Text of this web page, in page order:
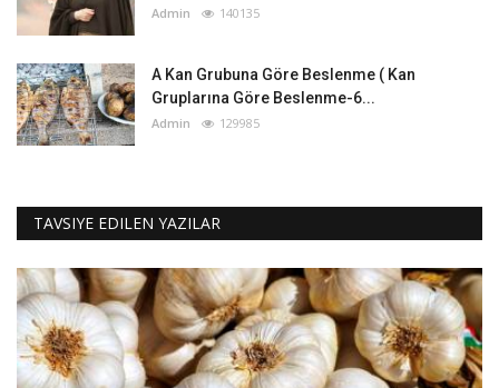
Admin 140135
A Kan Grubuna Göre Beslenme ( Kan
Gruplarına Göre Beslenme-6...
Admin 129985
TAVSIYE EDILEN YAZILAR